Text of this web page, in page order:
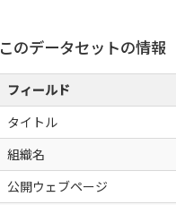
このデータセットの情報
フィールド
タイトル
組織名
公開ウェブページ